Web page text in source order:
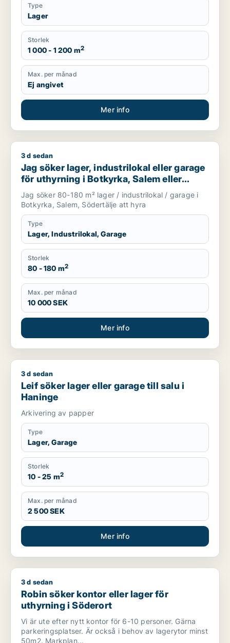
Type
Lager
Storlek
1 000 - 1 200 m2
Max. per månad
Ej angivet
Mer info
Jag söker lager, industrilokal eller garage för uthyrning i
3 d sedan
Jag söker lager, industrilokal eller garage
för uthyrning i Botkyrka, Salem eller
Södertälje
Jag söker 80-180 m² lager / industrilokal / garage i
Botkyrka, Salem, Södertälje att hyra
Type
Lager, Industrilokal, Garage
Storlek
80 - 180 m2
Max. per månad
10 000 SEK
Mer info
Leif söker lager eller garage till salu i Haninge
3 d sedan
Leif söker lager eller garage till salu i
Haninge
Arkivering av papper
Type
Lager, Garage
Storlek
10 - 25 m2
Max. per månad
2 500 SEK
Mer info
Robin söker kontor eller lager för uthyrning i Söderort
3 d sedan
Robin söker kontor eller lager för
uthyrning i Söderort
Vi är ute efter nytt kontor för 6-10 personer. Gärna
parkeringsplatser. Är också i behov av lagerytor minst
50m2. Markplan...